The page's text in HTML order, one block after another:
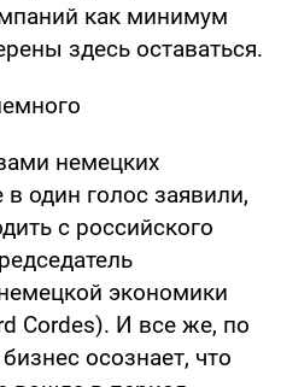
как минимум
здесь оставаться.
немецких
один голос заявили,
с российского
экономики
Cordes). И все же, по
осознает, что